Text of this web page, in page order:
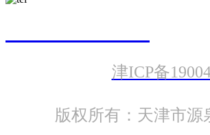
津ICP备
版权所有：天津市